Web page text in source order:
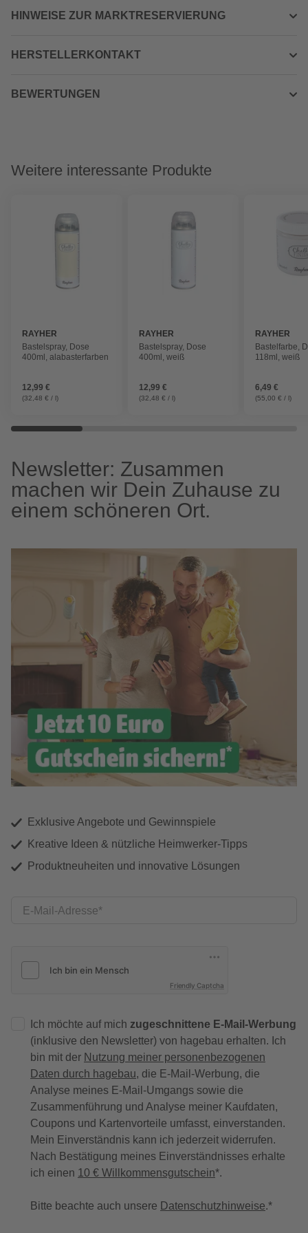
HINWEISE ZUR MARKTRESERVIERUNG
HERSTELLERKONTAKT
BEWERTUNGEN
Weitere interessante Produkte
RAYHER
Bastelspray, Dose
400ml, alabasterfarben
12,99 €
(32,48 € / l)
RAYHER
Bastelspray, Dose
400ml, weiß
12,99 €
(32,48 € / l)
RAYHER
Bastelfarbe,
118ml, weiß
6,49 €
(55,00 € / l)
Newsletter: Zusammen
machen wir Dein Zuhause zu
einem schöneren Ort.
Exklusive Angebote und Gewinnspiele
Kreative Ideen & nützliche Heimwerker-Tipps
Produktneuheiten und innovative Lösungen
E-Mail-Adresse
Friendly Captcha
Ich möchte auf mich zugeschnittene E-Mail-Werbung
(inklusive den Newsletter) von hagebau erhalten. Ich
bin mit der Nutzung meiner personenbezogenen
Daten durch hagebau, die E-Mail-Werbung, die
Analyse meines E-Mail-Umgangs sowie die
Zusammenführung und Analyse meiner Kaufdaten,
Coupons und Kartenvorteile umfasst, einverstanden.
Mein Einverständnis kann ich jederzeit widerrufen.
Nach Bestätigung meines Einverständnisses erhalte
ich einen 10 € Willkommensgutschein*.
Bitte beachte auch unsere Datenschutzhinweise.